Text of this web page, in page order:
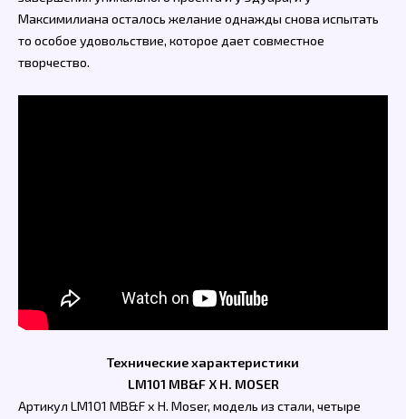
Максимилиана осталось желание однажды снова испытать
то особое удовольствие, которое дает совместное
творчество.
Технические характеристики
LM101 MB&F X H. MOSER
Артикул LM101 MB&F x H. Moser, модель из стали, четыре